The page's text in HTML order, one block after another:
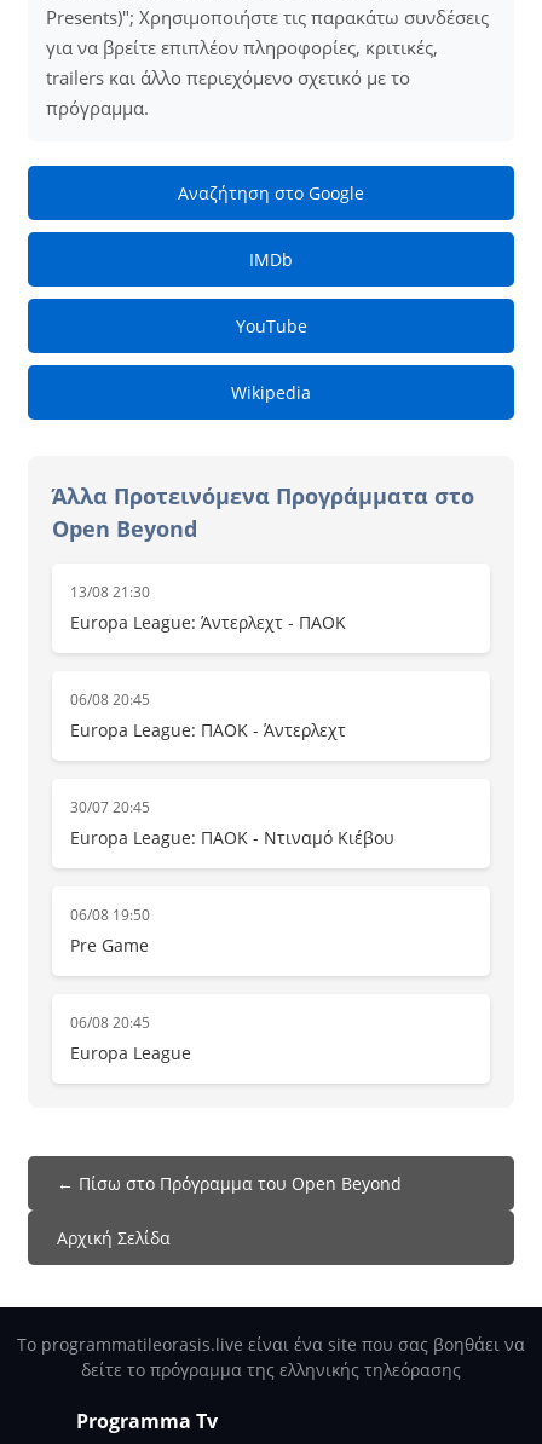
Presents)"; Χρησιμοποιήστε τις παρακάτω συνδέσεις
για να βρείτε επιπλέον πληροφορίες, κριτικές,
trailers και άλλο περιεχόμενο σχετικό με το
πρόγραμμα.
Αναζήτηση στο Google
IMDb
YouTube
Wikipedia
Άλλα Προτεινόμενα Προγράμματα στο
Open Beyond
13/08 21:30
Europa League: Άντερλεχτ - ΠΑΟΚ
06/08 20:45
Europa League: ΠΑΟΚ - Άντερλεχτ
30/07 20:45
Europa League: ΠΑΟΚ - Ντιναμό Κιέβου
06/08 19:50
Pre Game
06/08 20:45
Europa League
← Πίσω στο Πρόγραμμα του Open Beyond
Αρχική Σελίδα
Το programmatileorasis.live είναι ένα site που σας βοηθάει να
δείτε το πρόγραμμα της ελληνικής τηλεόρασης
Programma Tv